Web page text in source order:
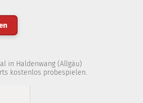
in Haldenwang (Allgäu)
kostenlos probespielen.